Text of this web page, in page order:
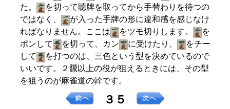
た。
を切って聴牌を取ってから手替わりを待つの
ではなく、
が入った手牌の形に違和感を感じなけ
ればなりません。ここは
をツモ切りします。
を
ポンして
を切って、カン に受けたり、
をチー
して
を打つのは、三色という型を決めているので
いいです。２飜以上の役が狙えるときには、その型
を狙うのが麻雀道の幹です。
３５